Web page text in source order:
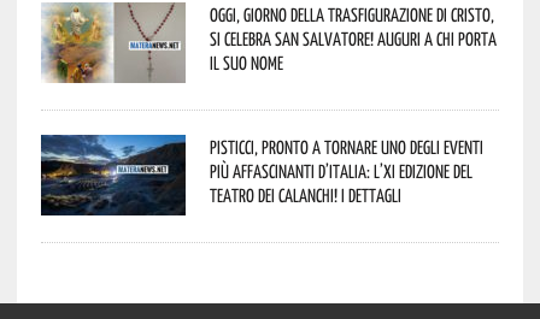
Oggi, giorno della Trasfigurazione di Cristo,
si celebra San Salvatore! Auguri a chi porta
il suo nome
Pisticci, pronto a tornare uno degli eventi
più affascinanti d’Italia: l’XI edizione del
Teatro dei Calanchi! I dettagli